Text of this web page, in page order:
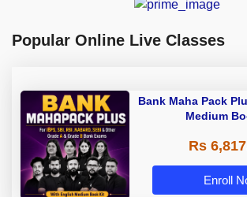
Popular Online Live Classes
Bank Maha Pack
Medium
Rs
Enroll